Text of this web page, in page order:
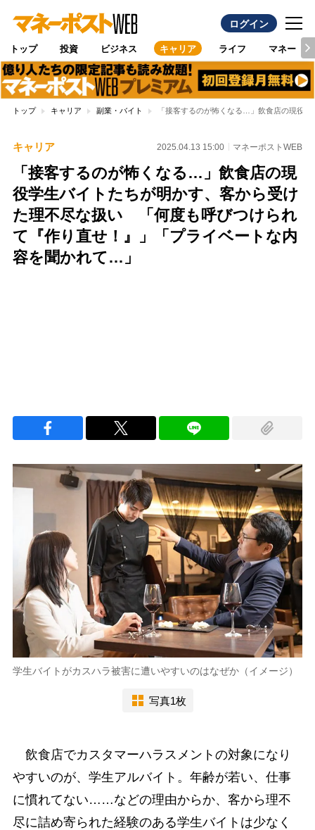
ログイン
トップ 投資 ビジネス キャリア ライフ マネー
トップ キャリア 副業・バイト 「接客するのが怖くなる…」飲食店の現役
キャリア 2025.04.13 15:00 マネーポストWEB
「接客するのが怖くなる…」飲食店の現
役学生バイトたちが明かす、客から受け
た理不尽な扱い 「何度も呼びつけられ
て『作り直せ！』」「プライベートな内
容を聞かれて…」
学生バイトがカスハラ被害に遭いやすいのはなぜか（イメージ）
写真1枚
飲食店でカスタマーハラスメントの対象になり
やすいのが、学生アルバイト。年齢が若い、仕事
に慣れてない……などの理由からか、客から理不
尽に詰め寄られた経験のある学生バイトは少なく